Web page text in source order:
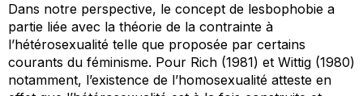
Dans notre perspective, le concept de lesbophobie a
partie liée avec la théorie de la contrainte à
l’hétérosexualité telle que proposée par certains
courants du féminisme. Pour Rich (1981) et Wittig (1980)
notamment, l’existence de l’homosexualité atteste en